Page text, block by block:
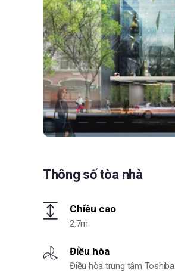
Thông số tòa nhà
Chiều cao
2.7m
Điều hòa
Điều hòa trung tâm Toshiba